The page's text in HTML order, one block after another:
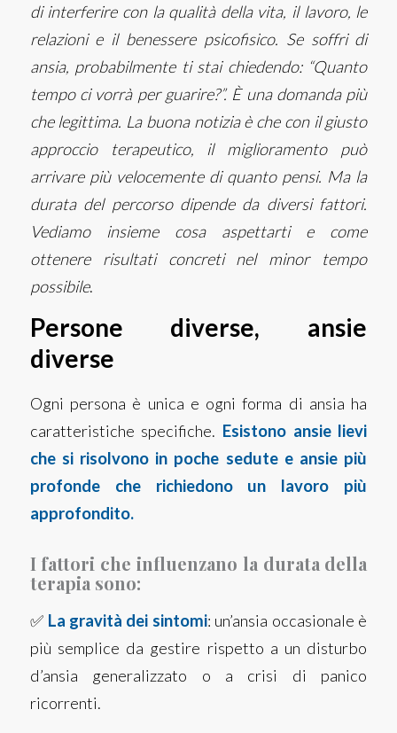
di interferire con la qualità della vita, il lavoro, le
relazioni e il benessere psicofisico. Se soffri di
ansia, probabilmente ti stai chiedendo: “Quanto
tempo ci vorrà per guarire?”. È una domanda più
che legittima. La buona notizia è che con il giusto
approccio terapeutico, il miglioramento può
arrivare più velocemente di quanto pensi. Ma la
durata del percorso dipende da diversi fattori.
Vediamo insieme cosa aspettarti e come
ottenere risultati concreti nel minor tempo
possibile.
Persone diverse, ansie
diverse
Ogni persona è unica e ogni forma di ansia ha
caratteristiche specifiche. Esistono ansie lievi
che si risolvono in poche sedute e ansie più
profonde che richiedono un lavoro più
approfondito.
I fattori che influenzano la durata della
terapia sono:
✅ La gravità dei sintomi: un’ansia occasionale è
più semplice da gestire rispetto a un disturbo
d’ansia generalizzato o a crisi di panico
ricorrenti.